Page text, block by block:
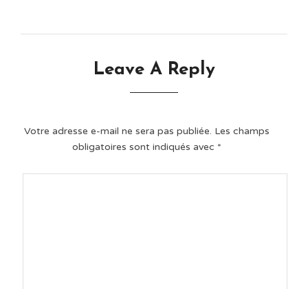
Leave A Reply
Votre adresse e-mail ne sera pas publiée. Les champs
obligatoires sont indiqués avec *